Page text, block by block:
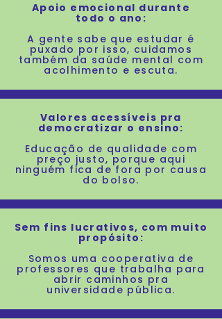
Apoio emocional durante
todo o ano:
A gente sabe que estudar é
puxado por isso, cuidamos
também da saúde mental com
acolhimento e escuta.
Valores acessíveis pra
democratizar o ensino:
Educação de qualidade com
preço justo, porque aqui
ninguém fica de fora por causa
do bolso.
Sem fins lucrativos, com muito
propósito:
Somos uma cooperativa de
professores que trabalha para
abrir caminhos pra
universidade pública.